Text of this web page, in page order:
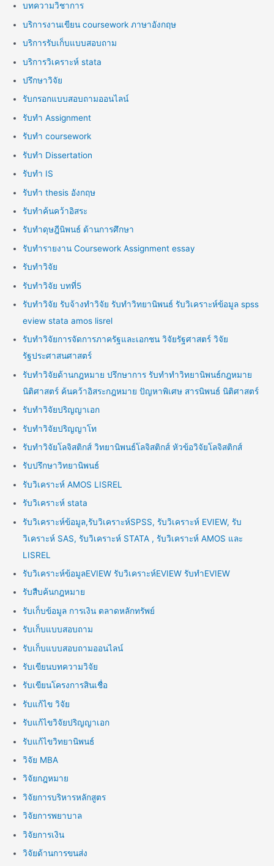
บทความวิชาการ
บริการงานเขียน coursework ภาษาอังกฤษ
บริการรับเก็บแบบสอบถาม
บริการวิเคราะห์ stata
ปรึกษาวิจัย
รับกรอกแบบสอบถามออนไลน์
รับทำ Assignment
รับทำ coursework
รับทำ Dissertation
รับทำ IS
รับทำ thesis อังกฤษ
รับทำค้นคว้าอิสระ
รับทำดุษฎีนิพนธ์ ด้านการศึกษา
รับทำรายงาน Coursework Assignment essay
รับทำวิจัย
รับทำวิจัย บทที่5
รับทำวิจัย รับจ้างทำวิจัย รับทำวิทยานิพนธ์ รับวิเคราะห์ข้อมูล spss
eview stata amos lisrel
รับทำวิจัยการจัดการภาครัฐและเอกชน วิจัยรัฐศาสตร์ วิจัย
รัฐประศาสนศาสตร์
รับทำวิจัยด้านกฎหมาย ปรึกษาการ รับทำทำวิทยานิพนธ์กฎหมาย
นิติศาสตร์ ค้นคว้าอิสระกฎหมาย ปัญหาพิเศษ สารนิพนธ์ นิติศาสตร์
รับทำวิจัยปริญญาเอก
รับทำวิจัยปริญญาโท
รับทำวิจัยโลจิสติกส์ วิทยานิพนธ์โลจิสติกส์ หัวข้อวิจัยโลจิสติกส์
รับปรึกษาวิทยานิพนธ์
รับวิเคราะห์ AMOS LISREL
รับวิเคราะห์ stata
รับวิเคราะห์ข้อมูล,รับวิเคราะห์SPSS, รับวิเคราะห์ EVIEW, รับ
วิเคราะห์ SAS, รับวิเคราะห์ STATA , รับวิเคราะห์ AMOS และ
LISREL
รับวิเคราะห์ข้อมูลEVIEW รับวิเคราะห์EVIEW รับทำEVIEW
รับสืบค้นกฎหมาย
รับเก็บข้อมูล การเงิน ตลาดหลักทรัพย์
รับเก็บแบบสอบถาม
รับเก็บแบบสอบถามออนไลน์
รับเขียนบทความวิจัย
รับเขียนโครงการสินเชื่อ
รับแก้ไข วิจัย
รับแก้ไขวิจัยปริญญาเอก
รับแก้ไขวิทยานิพนธ์
วิจัย MBA
วิจัยกฎหมาย
วิจัยการบริหารหลักสูตร
วิจัยการพยาบาล
วิจัยการเงิน
วิจัยด้านการขนส่ง